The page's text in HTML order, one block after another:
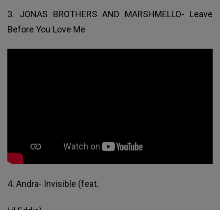
3. JONAS BROTHERS AND MARSHMELLO- Leave
Before You Love Me
4. Andra- Invisible (feat.